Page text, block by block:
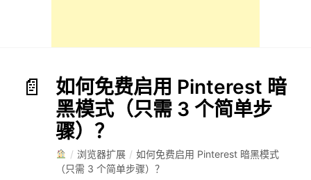
如何免费启用 Pinterest 暗
黑模式（只需 3 个简单步
骤）？
/ 浏览器扩展 / 如何免费启用 Pinterest 暗黑模式
（只需 3 个简单步骤）？